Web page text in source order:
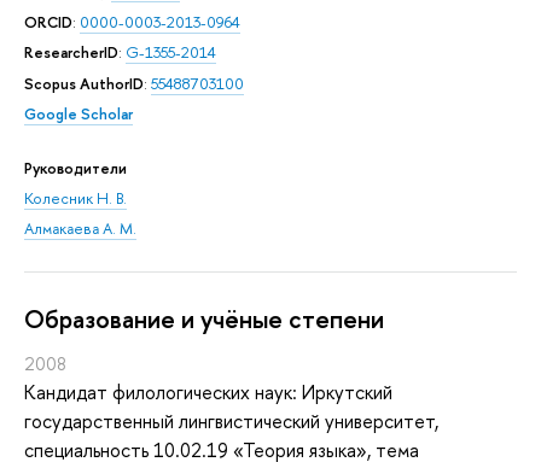
ORCID: 0000-0003-2013-0964
ResearcherID: G-1355-2014
Scopus AuthorID: 55488703100
Google Scholar
Руководители
Колесник Н. В.
Алмакаева А. М.
Oбразование и учёные степени
2008
Кандидат филологических наук: Иркутский
государственный лингвистический университет,
специальность 10.02.19 «Теория языка», тема